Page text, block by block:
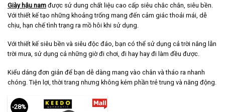
Giày hậu nam được sử dung chất liệu cao cấp siêu chắc chắn, siêu bền.
Với thiết kế tạo những khoảng trống mang đến cảm giác thoải mái, dễ
chịu, hạn chế tình trạng ra mồ hôi khi sử dụng.
Với thiết kế siêu bền và siêu độc đáo, bạn có thể sử dụng cả trời nắng lẫn
trời mưa, sử dụng cả những giờ đi chơi, đi hay hay đi làm đều được.
Kiểu dáng đơn giản để bạn dễ dàng mang vào chân và tháo ra nhanh
chóng. Tiện lợi, thời trang nhưng không kém phần trẻ trung và năng động.
-28%